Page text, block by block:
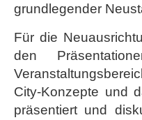
grundlegender
Für die
den
City-Konzepte und
präsentiert und